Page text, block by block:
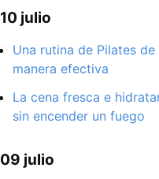
10 julio
Una rutina de Pilates
manera efectiva
La cena fresca e
sin encender un fuego
09 julio